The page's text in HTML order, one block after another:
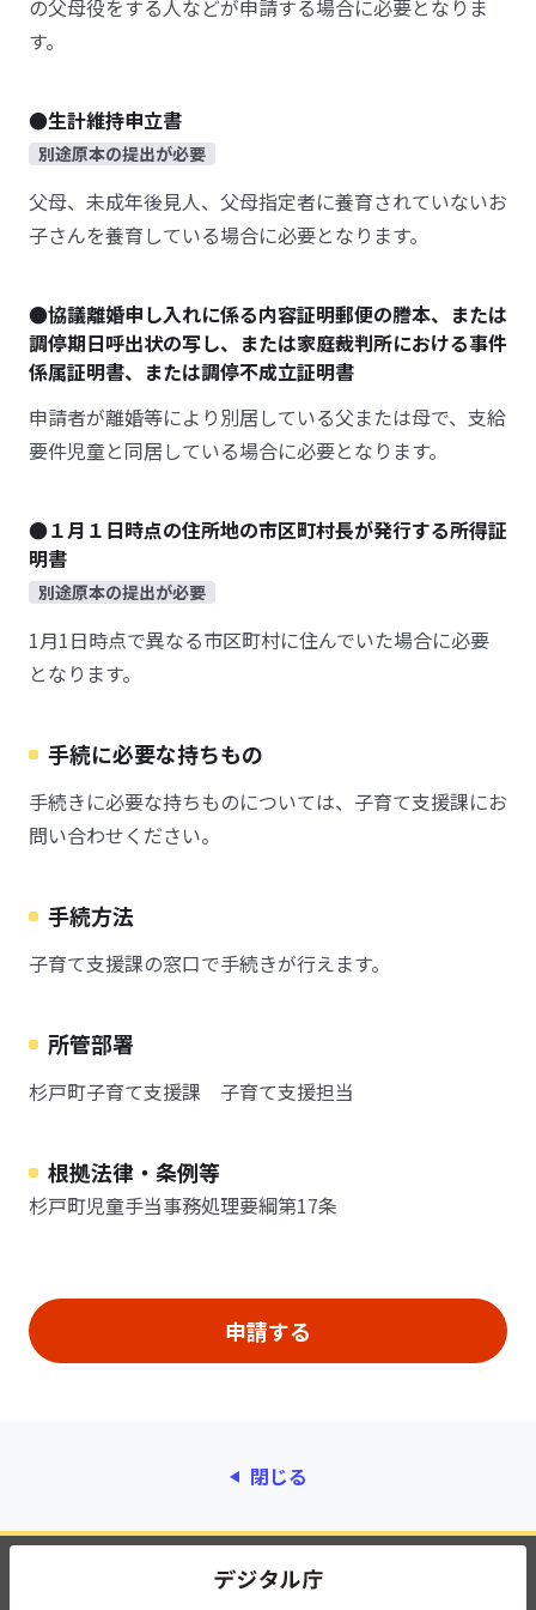
の父母役をする人などが申請する場合に必要となりま
す。
●生計維持申立書
別途原本の提出が必要
父母、未成年後見人、父母指定者に養育されていないお
子さんを養育している場合に必要となります。
●協議離婚申し入れに係る内容証明郵便の謄本、または
調停期日呼出状の写し、または家庭裁判所における事件
係属証明書、または調停不成立証明書
申請者が離婚等により別居している父または母で、支給
要件児童と同居している場合に必要となります。
●１月１日時点の住所地の市区町村長が発行する所得証
明書
別途原本の提出が必要
1月1日時点で異なる市区町村に住んでいた場合に必要
となります。
手続に必要な持ちもの
手続きに必要な持ちものについては、子育て支援課にお
問い合わせください。
手続方法
子育て支援課の窓口で手続きが行えます。
所管部署
杉戸町子育て支援課 子育て支援担当
根拠法律・条例等
杉戸町児童手当事務処理要綱第17条
閉じる